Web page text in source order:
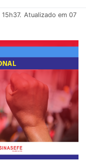
Atualizado em 07